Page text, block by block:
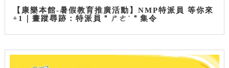
【康樂本館-暑假教育推廣活動】NMP特派員 等你來
+1｜畫蹤尋跡：特派員＂ㄕㄜˋ＂集令